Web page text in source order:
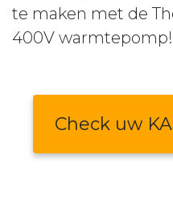
te maken met de
400V warmtepomp!
Check uw